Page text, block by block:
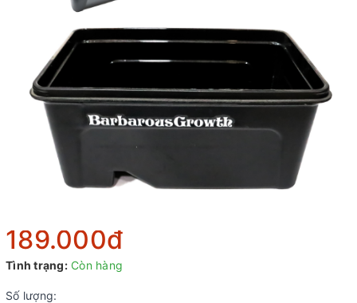
189.000₫
Tình trạng: Còn hàng
Số lượng: